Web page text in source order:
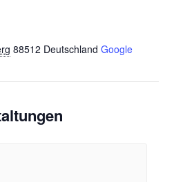
88512 Deutschland Google